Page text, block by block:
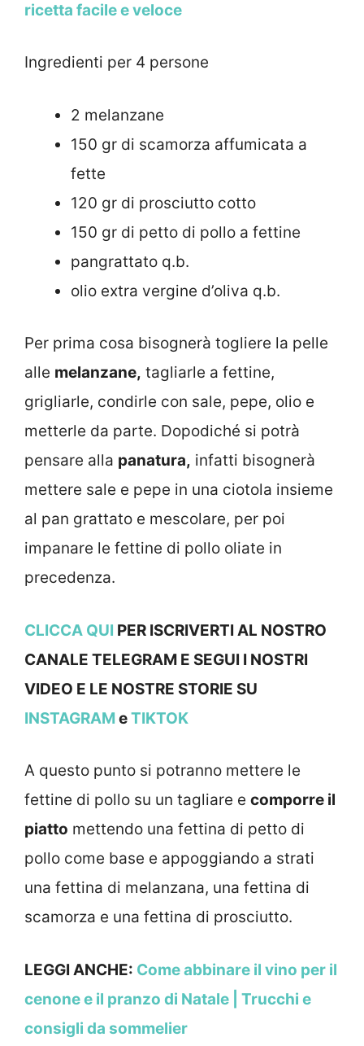
ricetta facile e veloce
Ingredienti per 4 persone
2 melanzane
150 gr di scamorza affumicata a
fette
120 gr di prosciutto cotto
150 gr di petto di pollo a fettine
pangrattato q.b.
olio extra vergine d’oliva q.b.
Per prima cosa bisognerà togliere la pelle
alle melanzane, tagliarle a fettine,
grigliarle, condirle con sale, pepe, olio e
metterle da parte. Dopodiché si potrà
pensare alla panatura, infatti bisognerà
mettere sale e pepe in una ciotola insieme
al pan grattato e mescolare, per poi
impanare le fettine di pollo oliate in
precedenza.
CLICCA QUI PER ISCRIVERTI AL NOSTRO
CANALE TELEGRAM E SEGUI I NOSTRI
VIDEO E LE NOSTRE STORIE SU
INSTAGRAMeTIKTOK
A questo punto si potranno mettere le
fettine di pollo su un tagliare e comporre il
piatto mettendo una fettina di petto di
pollo come base e appoggiando a strati
una fettina di melanzana, una fettina di
scamorza e una fettina di prosciutto.
LEGGI ANCHE: Come abbinare il vino per il
cenone e il pranzo di Natale | Trucchi e
consigli da sommelier